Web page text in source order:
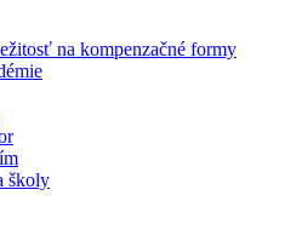
na kompenzačné formy
školy